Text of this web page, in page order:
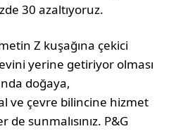
30 azaltıyoruz.
Z kuşağına çekici
yerine getiriyor olması
doğaya,
ve çevre bilincine hizmet
sunmalısınız. P&G